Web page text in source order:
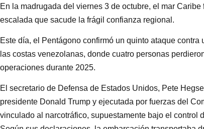
En la madrugada del viernes 3 de octubre, el mar
escalada que sacude la frágil confianza regional.
Este día, el Pentágono confirmó un quinto ataque
las costas venezolanas, donde cuatro personas
operaciones durante 2025.
El secretario de Defensa de Estados Unidos, Pete
presidente Donald Trump y ejecutada por fuerzas del
vinculado al narcotráfico, supuestamente bajo el control